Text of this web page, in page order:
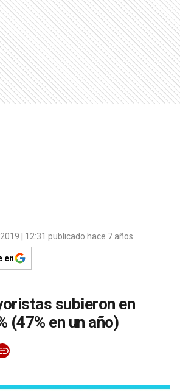
| 12:31 publicado hace 7 años
en
subieron en
(47% en un año)